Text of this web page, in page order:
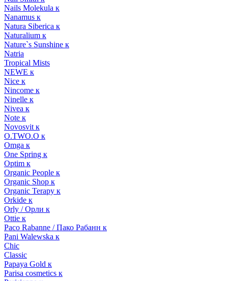
Nails Molekula к
Nanamus к
Natura Siberica к
Naturalium к
Nature`s Sunshine к
Natria
Tropical Mists
NEWE к
Nice к
Nincome к
Ninelle к
Nivea к
Note к
Novosvit к
O.TWO.O к
Omga к
One Spring к
Optim к
Organic People к
Organic Shop к
Organic Terapy к
Orkide к
Orly / Орли к
Ottie к
Paco Rabanne / Пако Рабанн к
Pani Walewska к
Chic
Classic
Papaya Gold к
Parisa cosmetics к